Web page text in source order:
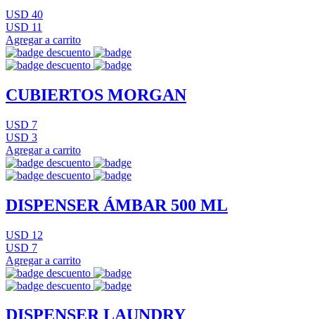
USD 40
USD 11
Agregar a carrito
CUBIERTOS MORGAN
USD 7
USD 3
Agregar a carrito
DISPENSER ÁMBAR 500 ML
USD 12
USD 7
Agregar a carrito
DISPENSER LAUNDRY